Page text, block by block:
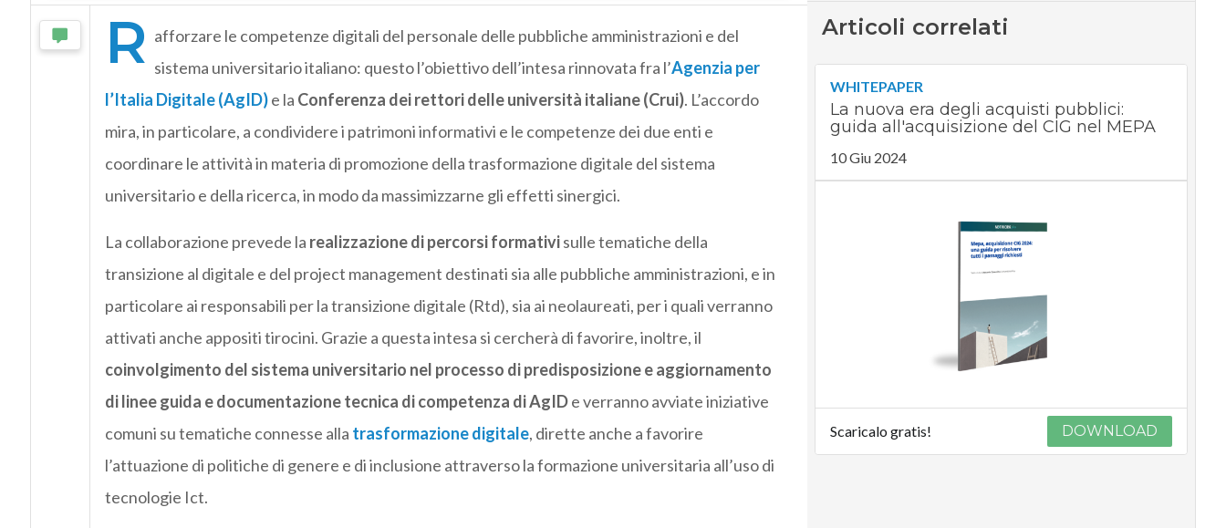
R afforzare le competenze digitali del personale delle pubbliche amministrazioni e del
sistema universitario italiano: questo l’obiettivo dell’intesa rinnovata fra l’Agenzia per
l’Italia Digitale (AgID)e la Conferenza dei rettori delle università italiane (Crui). L’accordo
mira, in particolare, a condividere i patrimoni informativi e le competenze dei due enti e
coordinare le attività in materia di promozione della trasformazione digitale del sistema
universitario e della ricerca, in modo da massimizzarne gli effetti sinergici.
La collaborazione prevede la realizzazione di percorsi formativisulle tematiche della
transizione al digitale e del project management destinati sia alle pubbliche amministrazioni, e in
particolare ai responsabili per la transizione digitale (Rtd), sia ai neolaureati, per i quali verranno
attivati anche appositi tirocini. Grazie a questa intesa si cercherà di favorire, inoltre, il
coinvolgimento del sistema universitario nel processo di predisposizione e aggiornamento
di linee guida e documentazione tecnica di competenza di AgIDe verranno avviate iniziative
comuni su tematiche connesse alla trasformazione digitale, dirette anche a favorire
l’attuazione di politiche di genere e di inclusione attraverso la formazione universitaria all’uso di
tecnologie Ict.
Articoli correlati
WHITEPAPER
La nuova era degli acquisti pubblici:
guida all'acquisizione del CIG nel MEPA
10 Giu 2024
Scaricalo gratis! DOWNLOAD